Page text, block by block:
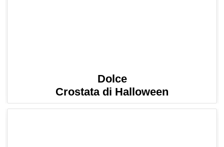
Dolce
Crostata di Halloween